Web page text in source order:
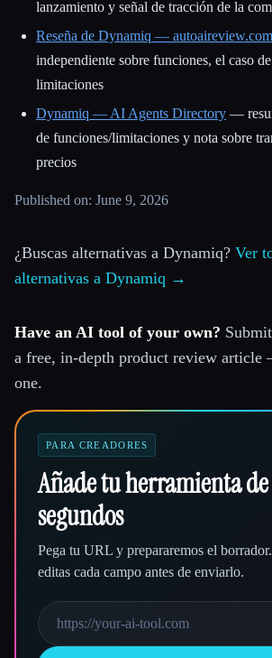
lanzamiento y señal de tracción de la
Reseña de Dynamiq — autoaireview.com
independiente sobre funciones, el caso
limitaciones
Dynamiq — AI Agents Directory —
de funciones/limitaciones y nota sobre
precios
Published on: June 9, 2026
¿Buscas alternativas a Dynamiq? Ver
alternativas a Dynamiq →
Have an AI tool of your own?
a free, in-depth product review
one.
PARA CREADORES
Añade tu herramienta
segundos
Pega tu URL y prepararemos el
editas cada campo antes de enviarlo.